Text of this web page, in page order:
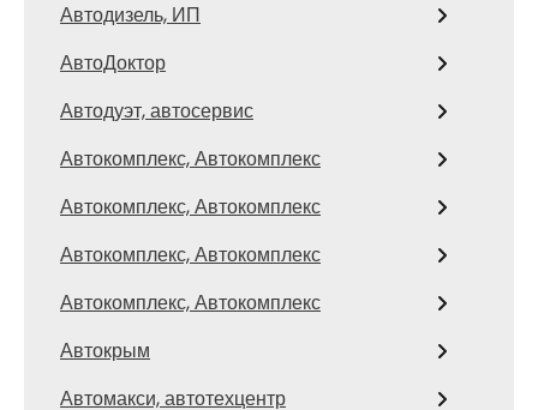
Автодизель, ИП
АвтоДоктор
Автодуэт, автосервис
Автокомплекс, Автокомплекс
Автокомплекс, Автокомплекс
Автокомплекс, Автокомплекс
Автокомплекс, Автокомплекс
Автокрым
Автомакси, автотехцентр